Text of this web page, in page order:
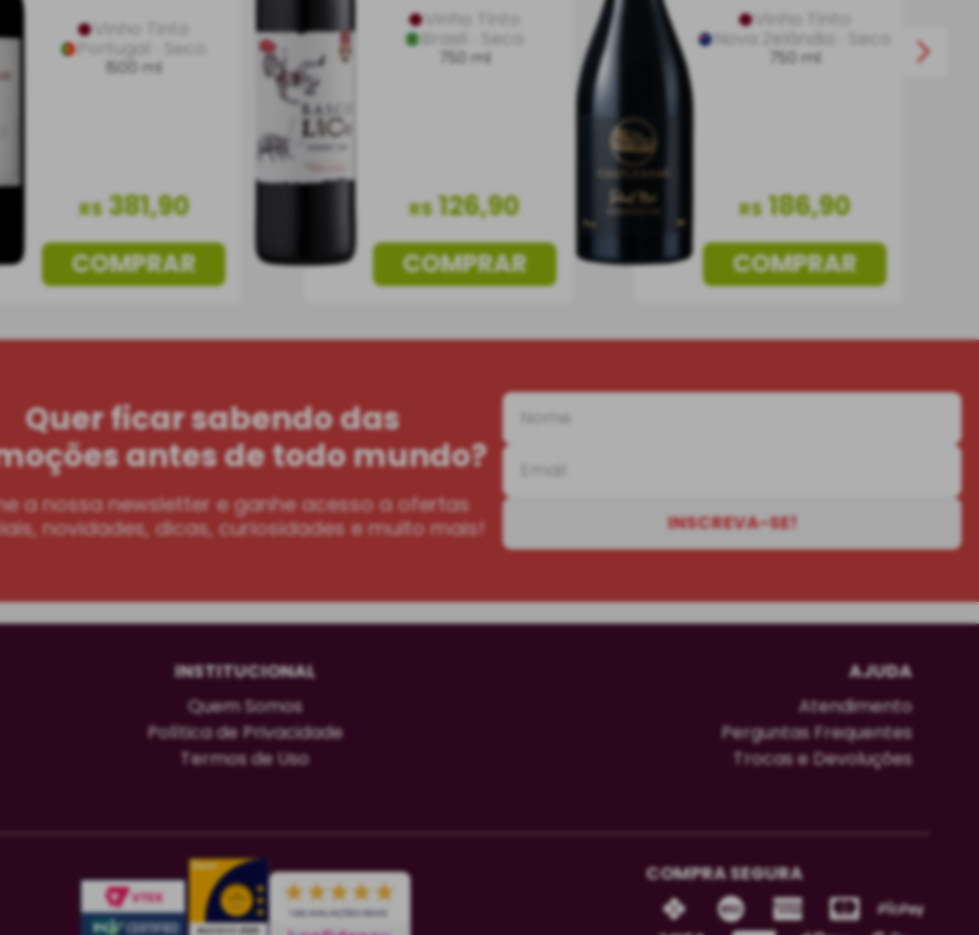
Vinho Tinto
Portugal Seco
1500 ml
R$ 381,90
COMPRAR
Vinho Tinto
Brasil Seco
750 ml
R$ 126,90
COMPRAR
Vinho Tinto
Nova Zelândia Seco
750 ml
R$ 186,90
COMPRAR
Quer ficar sabendo das
antes de todo mundo?
a nossa newsletter e ganhe acesso a ofertas
novidades, dicas, curiosidades e muito mais!
INSCREVA-SE!
INSTITUCIONAL
Quem Somos
Política de Privacidade
Termos de Uso
AJUDA
Atendimento
Perguntas Frequentes
Trocas e Devoluções
COMPRA SEGURA